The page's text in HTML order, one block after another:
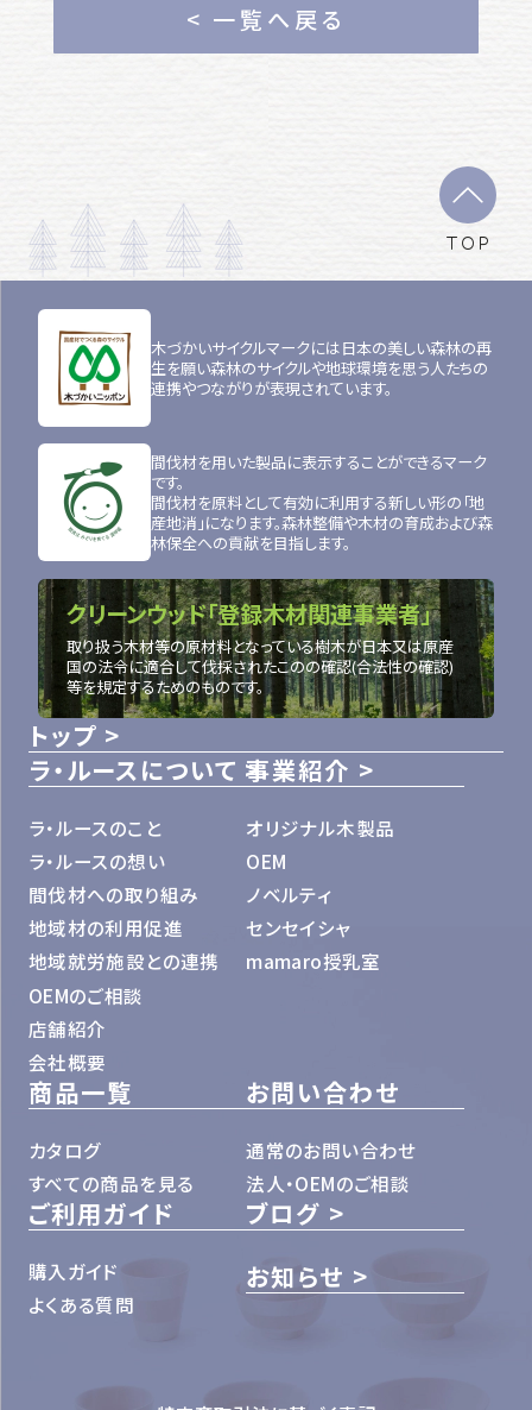
< 一覧へ戻る
TOP
トップ
ラ・ルースについて
ラ・ルースのこと
ラ・ルースの想い
間伐材への取り組み
地域材の利用促進
地域就労施設との連携
OEMのご相談
店舗紹介
会社概要
事業紹介
オリジナル木製品
OEM
ノベルティ
センセイシャ
mamaro授乳室
商品一覧
カタログ
すべての商品を見る
お問い合わせ
通常のお問い合わせ
法人・OEMのご相談
ご利用ガイド
購入ガイド
よくある質問
ブログ
お知らせ
木づかいサイクルマークには日本の美しい森林の再
生を願い森林のサイクルや地球環境を思う人たちの
連携やつながりが表現されています。
間伐材を用いた製品に表示することができるマーク
です。
間伐材を原料として有効に利用する新しい形の「地
産地消」になります。森林整備や木材の育成および森
林保全への貢献を目指します。
クリーンウッド「登録木材関連事業者」
取り扱う木材等の原材料となっている樹木が日本又は原産
国の法令に適合して伐採されたこのの確認(合法性の確認)
等を規定するためのものです。